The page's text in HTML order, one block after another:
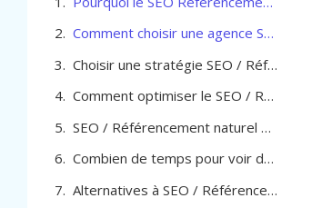
Comment choisir une agence SEO Référencement naturel pour Agent immobilier à Verviers
Choisir une stratégie SEO / Référencement naturel pour Agent immobilier à Verviers
Comment optimiser le SEO / Référencement naturel pour Agent immobilier à Verviers
SEO / Référencement naturel pour Agent immobilier à Verviers
Combien de temps pour voir des résultats avec le SEO pour agent immobilier à Verviers
Alternatives à SEO / Référencement naturel pour Agent immobilier à Verviers